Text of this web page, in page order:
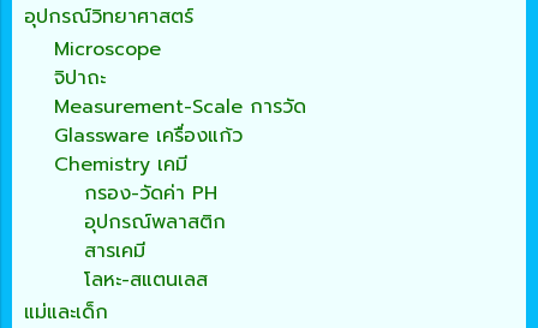
อุปกรณ์วิทยาศาสตร์
Microscope
จิปาถะ
Measurement-Scale การวัด
Glassware เครื่องแก้ว
Chemistry เคมี
กรอง-วัดค่า PH
อุปกรณ์พลาสติก
สารเคมี
โลหะ-สแตนเลส
แม่และเด็ก